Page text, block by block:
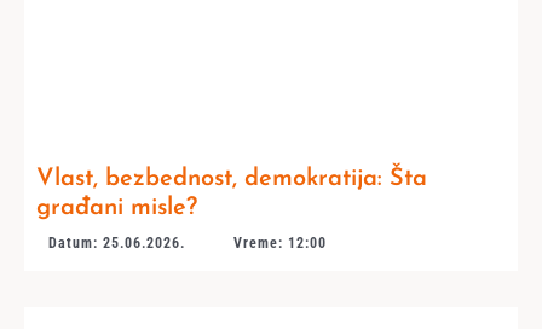
Vlast, bezbednost, demokratija: Šta
građani misle?
Datum: 25.06.2026. Vreme: 12:00